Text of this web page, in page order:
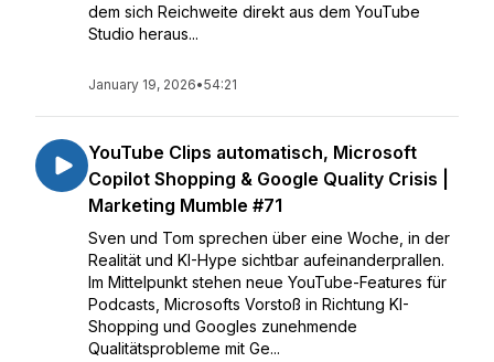
dem sich Reichweite direkt aus dem YouTube
Studio heraus...
January 19, 2026•54:21
YouTube Clips automatisch, Microsoft
Copilot Shopping & Google Quality Crisis |
Marketing Mumble #71
Sven und Tom sprechen über eine Woche, in der
Realität und KI-Hype sichtbar aufeinanderprallen.
Im Mittelpunkt stehen neue YouTube-Features für
Podcasts, Microsofts Vorstoß in Richtung KI-
Shopping und Googles zunehmende
Qualitätsprobleme mit Ge...